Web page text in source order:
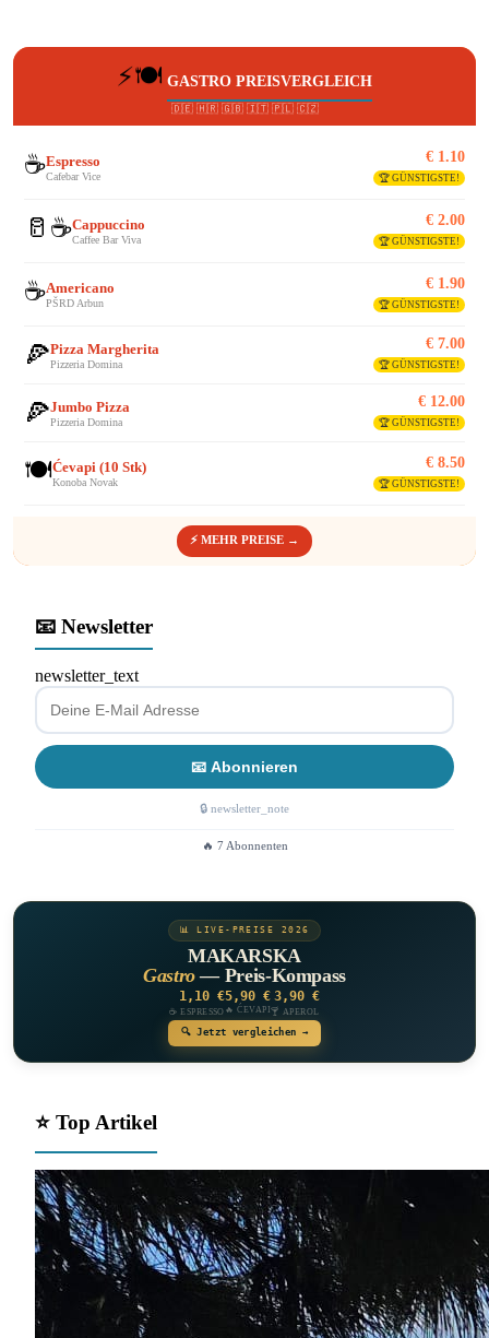
⚡🍽️ GASTRO PREISVERGLEICH
🇩🇪 🇭🇷 🇬🇧 🇮🇹 🇵🇱 🇨🇿
☕Espresso
Cafebar Vice
€ 1.10
🏆 GÜNSTIGSTE!
🥛☕Cappuccino
Caffee Bar Viva
€ 2.00
🏆 GÜNSTIGSTE!
☕Americano
PŠRD Arbun
€ 1.90
🏆 GÜNSTIGSTE!
🍕Pizza Margherita
Pizzeria Domina
€ 7.00
🏆 GÜNSTIGSTE!
🍕Jumbo Pizza
Pizzeria Domina
€ 12.00
🏆 GÜNSTIGSTE!
🍽️Ćevapi (10 Stk)
Konoba Novak
€ 8.50
🏆 GÜNSTIGSTE!
⚡ MEHR PREISE →
📧 Newsletter
newsletter_text
📧 Abonnieren
🔒 newsletter_note
🔥 7 Abonnenten
📊 LIVE-PREISE 2026
MAKARSKA
Gastro— Preis-Kompass
1,10 €
☕ ESPRESSO
5,90 €
🔥 ĆEVAPI
3,90 €
🍸 APEROL
🔍 Jetzt vergleichen →
⭐ Top Artikel